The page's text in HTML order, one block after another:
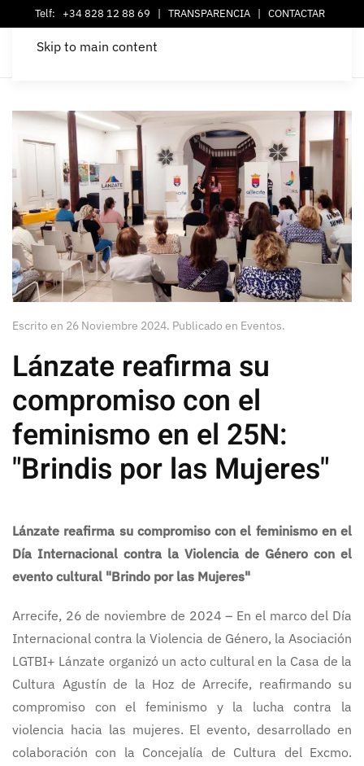
Telf: +34 828 12 88 69 | TRANSPARENCIA | CONTACTAR
Skip to main content
Escrito en 26 Noviembre 2024. Publicado en Eventos.
Lánzate reafirma su
compromiso con el
feminismo en el 25N:
"Brindis por las Mujeres"
Lánzate reafirma su compromiso con el feminismo en el
Día Internacional contra la Violencia de Género con el
evento cultural "Brindo por las Mujeres"
Arrecife, 26 de noviembre de 2024 – En el marco del Día
Internacional contra la Violencia de Género, la Asociación
LGTBI+ Lánzate organizó un acto cultural en la Casa de la
Cultura Agustín de la Hoz de Arrecife, reafirmando su
compromiso con el feminismo y la lucha contra la
violencia hacia las mujeres. El evento, desarrollado en
colaboración con la Concejalía de Cultura del Excmo.